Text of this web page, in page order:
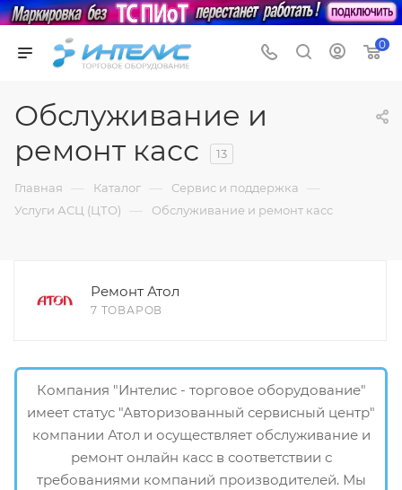
0
Обслуживание и
ремонт касс
13
Главная — Каталог — Сервис и поддержка —
Услуги АСЦ (ЦТО) — Обслуживание и ремонт касс
Ремонт Атол
7 ТОВАРОВ
Компания "Интелис - торговое оборудование"
имеет статус "Авторизованный сервисный центр"
компании Атол и осуществляет обслуживание и
ремонт онлайн касс в соответствии с
требованиями компаний производителей. Мы